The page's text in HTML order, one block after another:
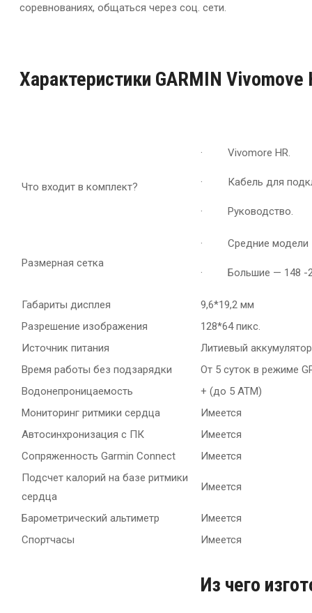
соревнованиях, общаться через соц. сети.
Характеристики GARMIN Vivomove
Что входит в комплект?
· Vivomore HR.
· Кабель для
· Руководство.
Размерная сетка
· Средние модели
· Большие — 148 -
Габариты дисплея
9,6*19,2 мм
Разрешение изображения
128*64 пикс.
Источник питания
Литиевый
Время работы без подзарядки
От 5 суток в режиме
Водонепроницаемость
+ (до 5 АТМ)
Мониторинг ритмики сердца
Имеется
Автосинхронизация с ПК
Имеется
Сопряженность Garmin Connect
Имеется
Подсчет калорий на базе ритмики
сердца
Имеется
Барометрический альтиметр
Имеется
Спортчасы
Имеется
Из чего